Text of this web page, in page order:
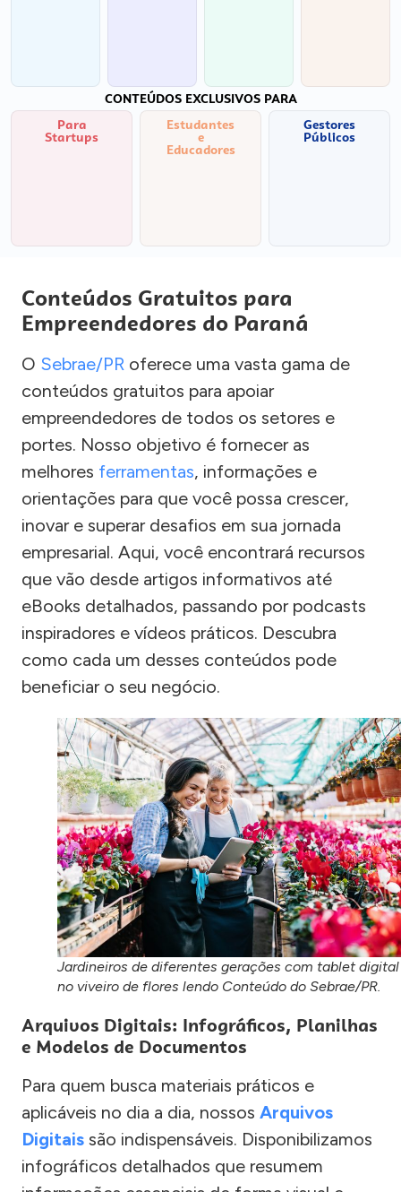
CONTEÚDOS EXCLUSIVOS PARA
Para
Startups
Estudantes
e
Educadores
Gestores
Públicos
Conteúdos Gratuitos para
Empreendedores do Paraná
O Sebrae/PR oferece uma vasta gama de
conteúdos gratuitos para apoiar
empreendedores de todos os setores e
portes. Nosso objetivo é fornecer as
melhores ferramentas, informações e
orientações para que você possa crescer,
inovar e superar desafios em sua jornada
empresarial. Aqui, você encontrará recursos
que vão desde artigos informativos até
eBooks detalhados, passando por podcasts
inspiradores e vídeos práticos. Descubra
como cada um desses conteúdos pode
beneficiar o seu negócio.
Jardineiros de diferentes gerações com tablet digital
no viveiro de flores lendo Conteúdo do Sebrae/PR.
Arquivos Digitais: Infográficos, Planilhas
e Modelos de Documentos
Para quem busca materiais práticos e
aplicáveis no dia a dia, nossos Arquivos
Digitais são indispensáveis. Disponibilizamos
infográficos detalhados que resumem